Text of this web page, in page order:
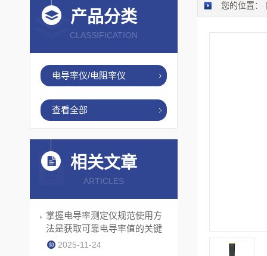
您的位置：
产品分类
CLASSIFICATION
电导率仪/电阻率仪
查看全部
相关文章
ARTICLES
掌握电导率测定仪规范使用方
法是获取可靠电导率值的关键
2025-11-24